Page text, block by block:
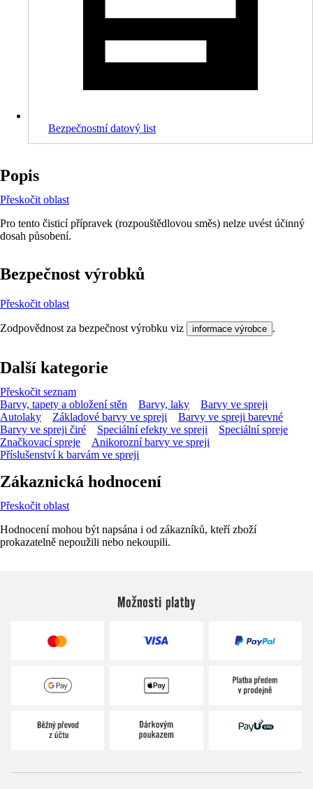
Bezpečnostní datový list
Popis
Přeskočit oblast
Pro tento čisticí přípravek (rozpouštědlovou směs) nelze uvést účinný
dosah působení.
Bezpečnost výrobků
Přeskočit oblast
Zodpovědnost za bezpečnost výrobku viz informace výrobce .
Další kategorie
Přeskočit seznam
Barvy, tapety a obložení stěn
Barvy, laky
Barvy ve spreji
Autolaky
Základové barvy ve spreji
Barvy ve spreji barevné
Barvy ve spreji čiré
Speciální efekty ve spreji
Speciální spreje
Značkovací spreje
Anikorozní barvy ve spreji
Příslušenství k barvám ve spreji
Zákaznická hodnocení
Přeskočit oblast
Hodnocení mohou být napsána i od zákazníků, kteří zboží
prokazatelně nepoužili nebo nekoupili.
Možnosti platby